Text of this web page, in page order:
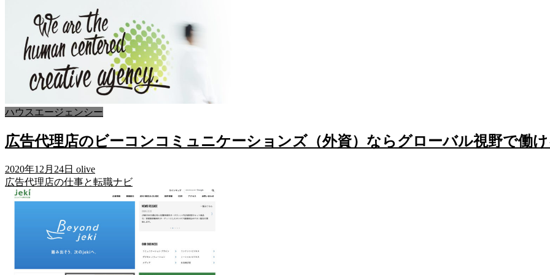
ハウスエージェンシー
広告代理店のビーコンコミュニケーションズ（外資）ならグローバル視野で働
2020年12月24日 olive
広告代理店の仕事と転職ナビ